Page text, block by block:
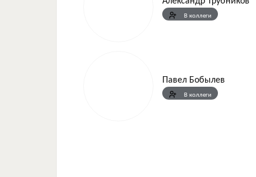
В коллеги
Павел Бобылев
В коллеги